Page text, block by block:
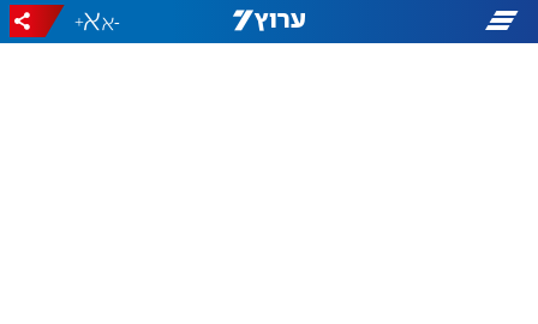
-
+